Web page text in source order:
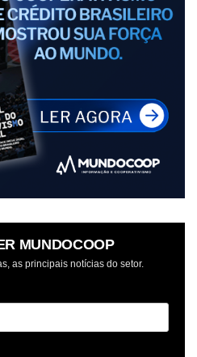
MUNDOCOOP
as principais notícias do setor.